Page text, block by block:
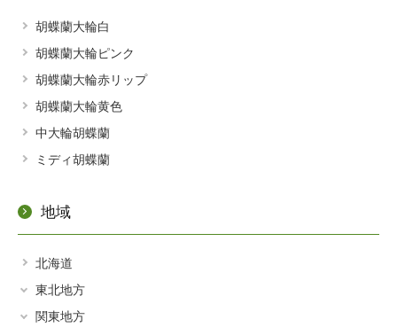
胡蝶蘭大輪白
胡蝶蘭大輪ピンク
胡蝶蘭大輪赤リップ
胡蝶蘭大輪黄色
中大輪胡蝶蘭
ミディ胡蝶蘭
地域
北海道
東北地方
青森県
関東地方